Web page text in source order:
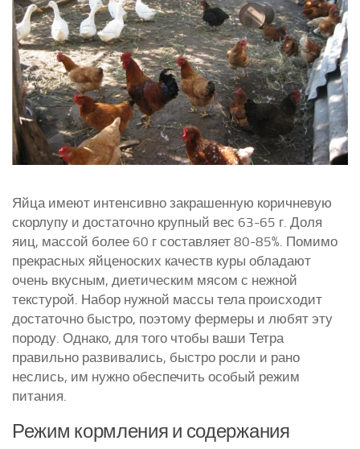
Яйца имеют интенсивно закрашенную коричневую
скорлупу и достаточно крупный вес 63-65 г. Доля
яиц, массой более 60 г составляет 80-85%. Помимо
прекрасных яйценоских качеств куры обладают
очень вкусным, диетическим мясом с нежной
текстурой. Набор нужной массы тела происходит
достаточно быстро, поэтому фермеры и любят эту
породу. Однако, для того чтобы ваши Тетра
правильно развивались, быстро росли и рано
неслись, им нужно обеспечить особый режим
питания.
Режим кормления и содержания